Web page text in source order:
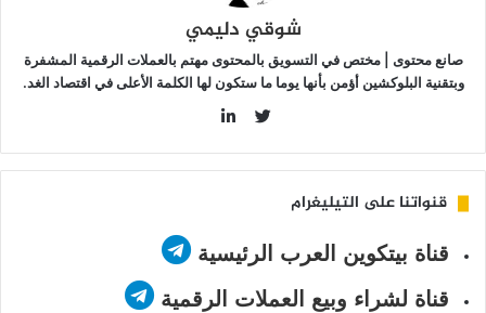
شوقي دليمي
صانع محتوى | مختص في التسويق بالمحتوى مهتم بالعملات الرقمية المشفرة
وبتقنية البلوكشين أؤمن بأنها يوما ما ستكون لها الكلمة الأعلى في اقتصاد الغد.
قنواتنا على التيليغرام
قناة بيتكوين العرب الرئيسية
قناة لشراء وبيع العملات الرقمية